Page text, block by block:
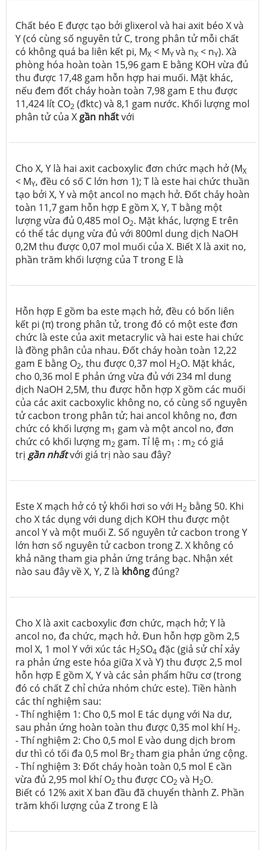
Chất béo E được tạo bởi glixerol và hai axit béo X và
Y (có cùng số nguyên tử C, trong phân tử mỗi chất
có không quá ba liên kết pi, MX < MYvà nX < nY). Xà
phòng hóa hoàn toàn 15,96 gam E bằng KOH vừa đủ
thu được 17,48 gam hỗn hợp hai muối. Mặt khác,
nếu đem đốt cháy hoàn toàn 7,98 gam E thu được
11,424 lít CO2 (đktc) và 8,1 gam nước. Khối lượng mol
phân tử của X gần nhấtvới
Cho X, Y là hai axit cacboxylic đơn chức mạch hở (MX
< MY, đều có số C lớn hơn 1); T là este hai chức thuần
tạo bởi X, Y và một ancol no mạch hở. Đốt cháy hoàn
toàn 11,7 gam hỗn hợp E gồm X, Y, T bằng một
lượng vừa đủ 0,485 mol O2. Mặt khác, lượng E trên
có thể tác dụng vừa đủ với 800ml dung dịch NaOH
0,2M thu được 0,07 mol muối của X. Biết X là axit no,
phần trăm khối lượng của T trong E là
Hỗn hợp E gồm ba este mạch hở, đều có bốn liên
kết pi (π) trong phân tử, trong đó có một este đơn
chức là este của axit metacrylic và hai este hai chức
là đồng phân của nhau. Đốt cháy hoàn toàn 12,22
gam E bằng O2, thu được 0,37 mol H2O. Mặt khác,
cho 0,36 mol E phản ứng vừa đủ với 234 ml dung
dịch NaOH 2,5M, thu được hỗn hợp X gồm các muối
của các axit cacboxylic không no, có cùng số nguyên
tử cacbon trong phân tử; hai ancol không no, đơn
chức có khối lượng m1 gam và một ancol no, đơn
chức có khối lượng m2 gam. Tỉ lệ m1 : m2 có giá
trị gần nhấtvới giá trị nào sau đây?
Este X mạch hở có tỷ khối hơi so với H2 bằng 50. Khi
cho X tác dụng với dung dịch KOH thu được một
ancol Y và một muối Z. Số nguyên tử cacbon trong Y
lớn hơn số nguyên tử cacbon trong Z. X không có
khả năng tham gia phản ứng tráng bạc. Nhận xét
nào sau đây về X, Y, Z là không đúng?
Cho X là axit cacboxylic đơn chức, mạch hở; Y là
ancol no, đa chức, mạch hở. Đun hỗn hợp gồm 2,5
mol X, 1 mol Y với xúc tác H2SO4 đặc (giả sử chỉ xảy
ra phản ứng este hóa giữa X và Y) thu được 2,5 mol
hỗn hợp E gồm X, Y và các sản phẩm hữu cơ (trong
đó có chất Z chỉ chứa nhóm chức este). Tiền hành
các thí nghiệm sau:
- Thí nghiệm 1: Cho 0,5 mol E tác dụng với Na dư,
sau phản ứng hoàn toàn thu được 0,35 mol khí H2.
- Thí nghiệm 2: Cho 0,5 mol E vào dung dịch brom
dư thì có tối đa 0,5 mol Br2tham gia phản ứng cộng.
- Thí nghiệm 3: Đốt cháy hoàn toàn 0,5 mol E cần
vừa đủ 2,95 mol khí O2thu được CO2 và H2O.
Biết có 12% axit X ban đầu đã chuyển thành Z. Phần
trăm khối lượng của Z trong E là